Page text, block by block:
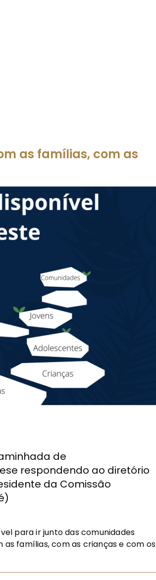
as famílias, com as
de
respondendo ao diretório
da Comissão
para ir junto das comunidades
famílias, com as crianças e com os